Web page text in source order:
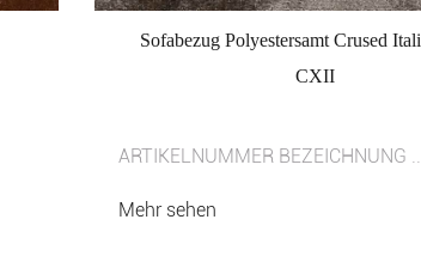
Sofabezug Polyestersamt Crused
CXII
ARTIKELNUMMER BEZEICHNUNG
Mehr sehen